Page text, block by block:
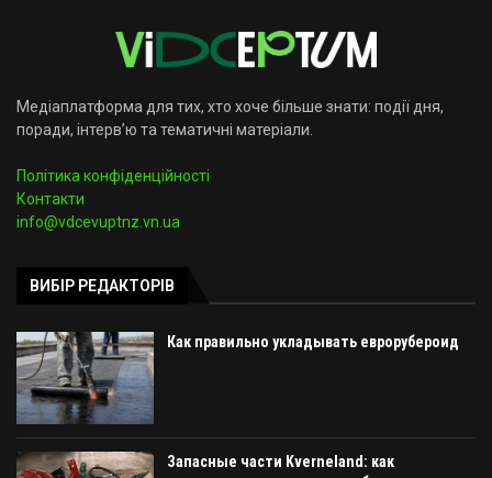
Медіаплатформа для тих, хто хоче більше знати: події дня,
поради, інтерв’ю та тематичні матеріали.
Політика конфіденційності
Контакти
info@vdcevuptnz.vn.ua
ВИБІР РЕДАКТОРІВ
Как правильно укладывать еврорубероид
Запасные части Kverneland: как